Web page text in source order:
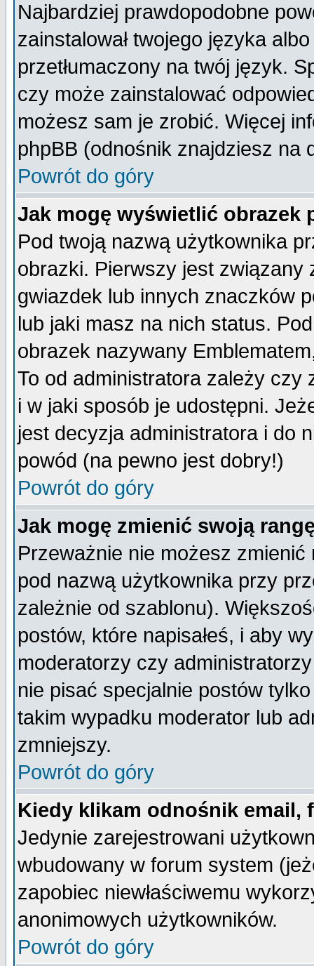
Najbardziej prawdopodobne
zainstalował twojego języka
przetłumaczony na twój język.
czy może zainstalować
możesz sam je zrobić. Więcej
phpBB (odnośnik znajdziesz na
Powrót do góry
Jak mogę wyświetlić obrazek
Pod twoją nazwą użytkownika
obrazki. Pierwszy jest
gwiazdek lub innych znaczków
lub jaki masz na nich status.
obrazek nazywany
To od administratora zależy czy
i w jaki sposób je udostępni.
jest decyzja administratora i do
powód (na pewno jest dobry!)
Powrót do góry
Jak mogę zmienić swoją
Przeważnie nie możesz
pod nazwą użytkownika przy
zależnie od szablonu).
postów, które napisałeś, i aby
moderatorzy czy
nie pisać specjalnie postów
takim wypadku moderator lub
zmniejszy.
Powrót do góry
Kiedy klikam odnośnik email,
Jedynie zarejestrowani
wbudowany w forum system
zapobiec niewłaściwemu
anonimowych użytkowników.
Powrót do góry